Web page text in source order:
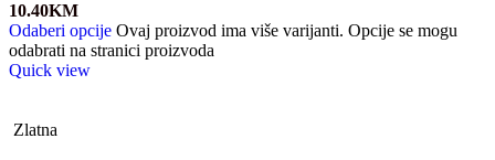
10.40KM
Odaberi opcije Ovaj proizvod ima više varijanti. Opcije se mogu
odabrati na stranici proizvoda
Quick view
Zlatna